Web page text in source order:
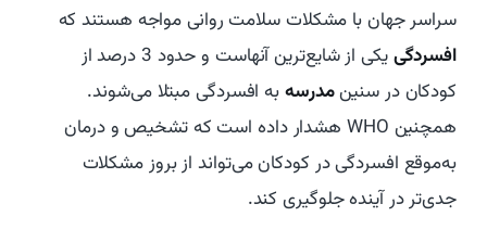
سراسر جهان با مشکلات سلامت روانی مواجه هستند که
افسردگی
یکی از شایع‌ترین آنهاست و حدود 3 درصد از
کودکان در سنینمدرسهبه افسردگی مبتلا می‌شوند.
همچنین WHO هشدار داده است که تشخیص و درمان
به‌موقع افسردگی در کودکان می‌تواند از بروز مشکلات
جدی‌تر در آینده جلوگیری کند.